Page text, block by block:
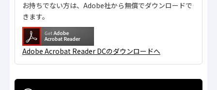
お持ちでない方は、Adobe社から無償でダウンロードで
きます。
Adobe Acrobat Reader DCのダウンロードへ